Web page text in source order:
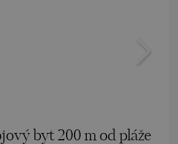
byt 200 m od pláže